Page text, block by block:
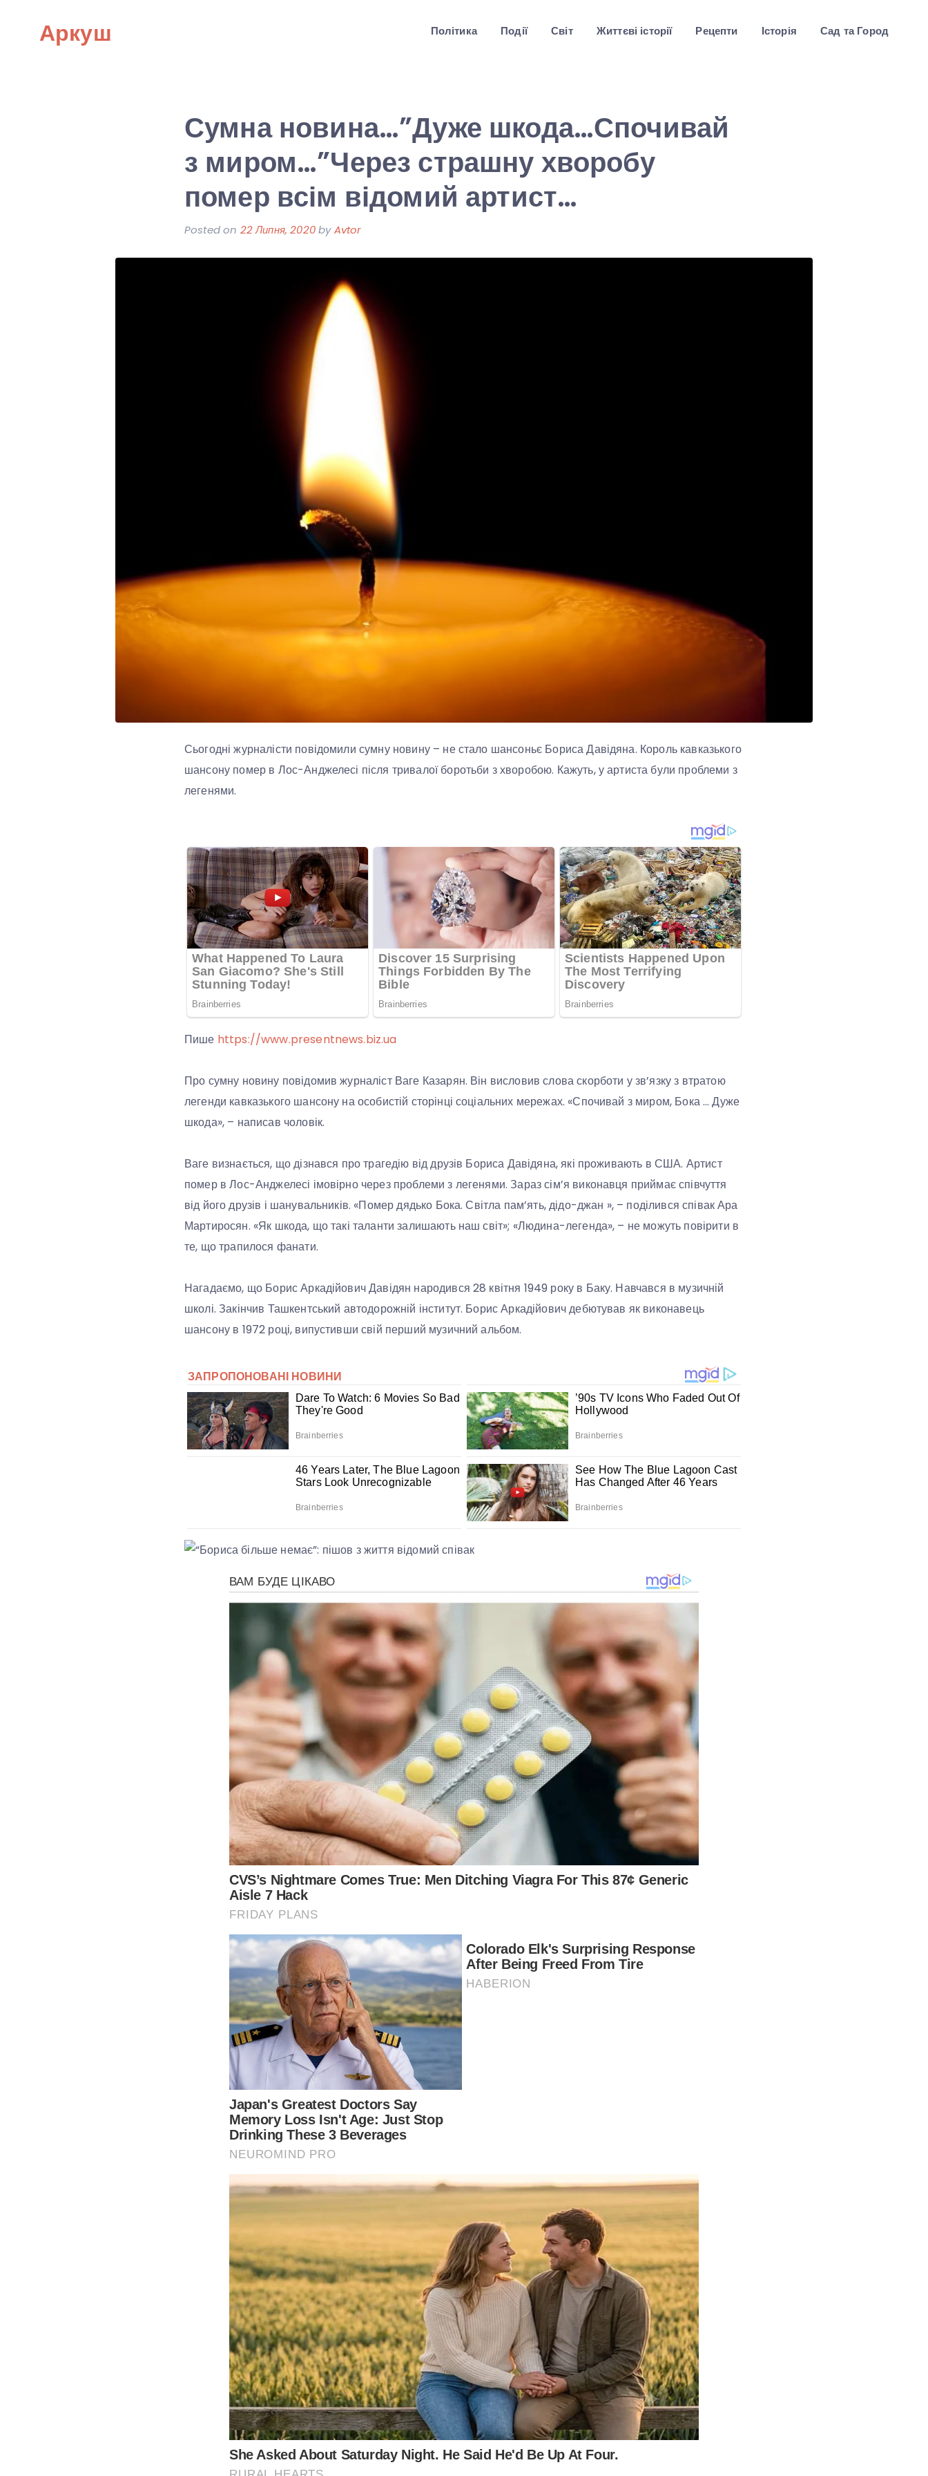
Аркуш Політика Події Світ Життєві історії Рецепти Історія Сад та Город
Сумна новина…”Дуже шкода…Спочивай
з миром…”Через страшну хворобу
помер всім відомий артист…
Posted on 22 Липня, 2020byAvtor
Сьогодні журналісти повідомили сумну новину – не стало шансоньє Бориса Давідяна. Король кавказького
шансону помер в Лос-Анджелесі після тривалої боротьби з хворобою. Кажуть, у артиста були проблеми з
легенями.
Пише https://www.presentnews.biz.ua
Про сумну новину повідомив журналіст Ваге Казарян. Він висловив слова скорботи у зв’язку з втратою
легенди кавказького шансону на особистій сторінці соціальних мережах. «Спочивай з миром, Бока … Дуже
шкода», – написав чоловік.
Ваге визнається, що дізнався про трагедію від друзів Бориса Давідяна, які проживають в США. Артист
помер в Лос-Анджелесі імовірно через проблеми з легенями. Зараз сім’я виконавця приймає співчуття
від його друзів і шанувальників. «Помер дядько Бока. Світла пам’ять, дідо-джан », – поділився співак Ара
Мартиросян. «Як шкода, що такі таланти залишають наш світ»; «Людина-легенда», – не можуть повірити в
те, що трапилося фанати.
Нагадаємо, що Борис Аркадійович Давідян народився 28 квітня 1949 року в Баку. Навчався в музичній
школі. Закінчив Ташкентський автодорожній інститут. Борис Аркадійович дебютував як виконавець
шансону в 1972 році, випустивши свій перший музичний альбом.